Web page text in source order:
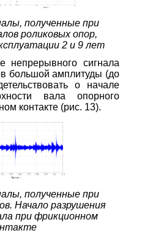
полученные при
роликовых опор,
2 и 9 лет
непрерывного сигнала
большой амплитуды (до
о начале
вала опорного
контакте (рис. 13).
полученные при
Начало разрушения
при фрикционном